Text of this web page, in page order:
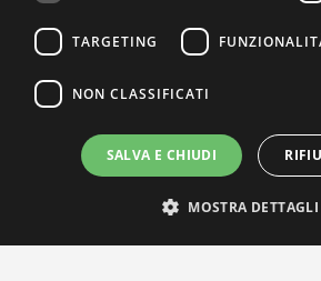
TARGETING
NON CLASSIFICATI
SALVA E CHIUDI
MOSTRA DETTAGLI